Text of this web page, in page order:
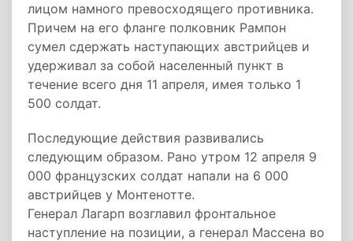
лицом намного превосходящего противника.
Причем на его фланге полковник Рампон
сумел сдержать наступающих австрийцев и
удерживал за собой населенный пункт в
течение всего дня 11 апреля, имея только 1
500 солдат.
Последующие действия развивались
следующим образом. Рано утром 12 апреля 9
000 французских солдат напали на 6 000
австрийцев у Монтенотте.
Генерал Лагарп возглавил фронтальное
наступление на позиции, а генерал Массена во